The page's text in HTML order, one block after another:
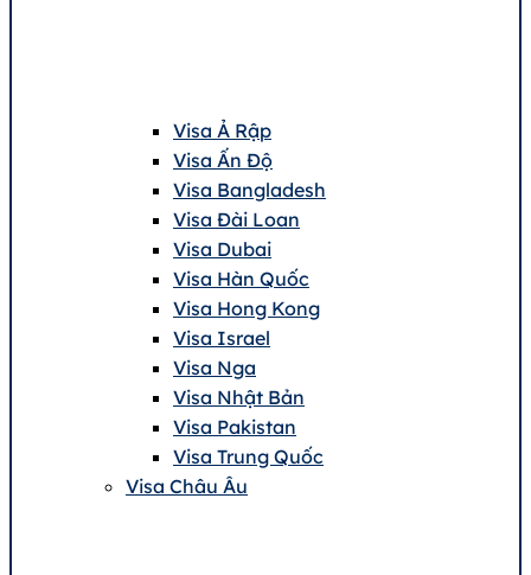
Visa Ả Rập
Visa Ấn Độ
Visa Bangladesh
Visa Đài Loan
Visa Dubai
Visa Hàn Quốc
Visa Hong Kong
Visa Israel
Visa Nga
Visa Nhật Bản
Visa Pakistan
Visa Trung Quốc
Visa Châu Âu